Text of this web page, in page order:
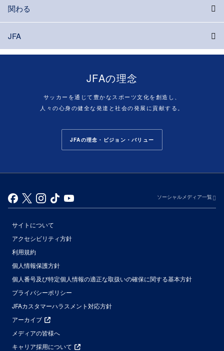
関わる
JFA
JFAの理念
サッカーを通じて豊かなスポーツ文化を創造し、
人々の心身の健全な発達と社会の発展に貢献する。
JFAの理念・ビジョン・バリュー
ソーシャルメディア一覧
サイトについて
アクセシビリティ方針
利用規約
個人情報保護方針
個人番号及び特定個人情報の適正な取扱いの確保に関する基本方針
プライバシーポリシー
JFAカスタマーハラスメント対応方針
アーカイブ
メディアの皆様へ
キャリア採用について